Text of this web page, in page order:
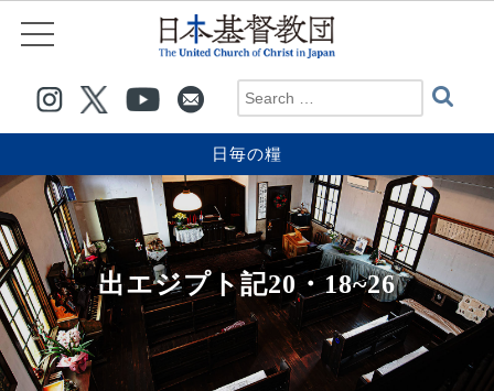
日毎の糧
出エジプト記20・18~26